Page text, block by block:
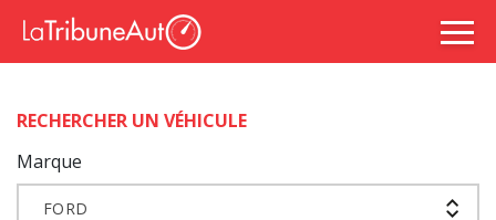
RECHERCHER UN VÉHICULE
Marque
FORD